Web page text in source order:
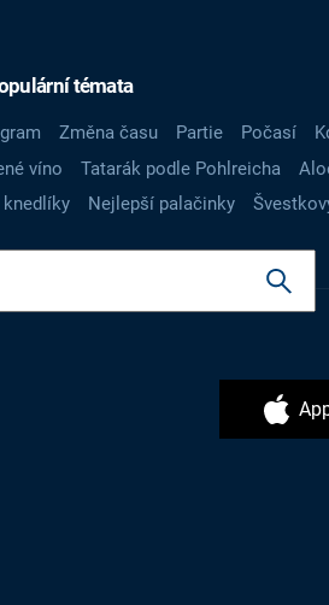
témata
Změna času Partie Počasí
víno Tatarák podle Pohlreicha
knedlíky Nejlepší palačinky